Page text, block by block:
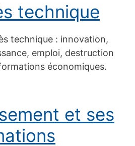
technique
technique : innovation,
emploi, destruction
économiques.
et ses